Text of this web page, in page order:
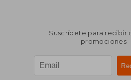
Suscríbete para recibir
promociones